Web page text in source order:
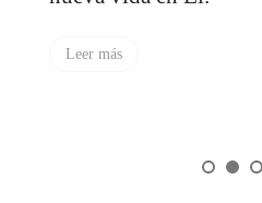
Leer más